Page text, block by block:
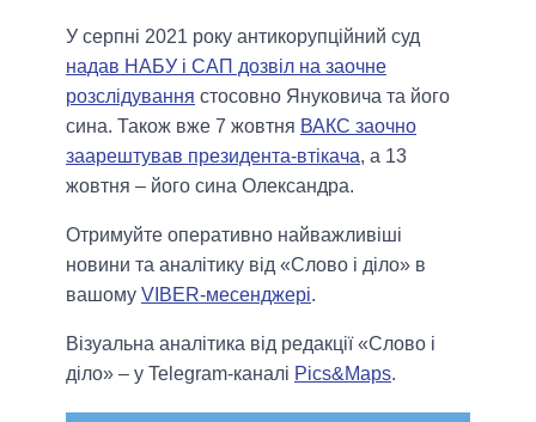
У серпні 2021 року антикорупційний суд
надав НАБУ і САП дозвіл на заочне
розслідування стосовно Януковича та його
сина. Також вже 7 жовтня ВАКС заочно
заарештував президента-втікача, а 13
жовтня – його сина Олександра.
Отримуйте оперативно найважливіші
новини та аналітику від «Слово і діло» в
вашому VIBER-месенджері.
Візуальна аналітика від редакції «Слово і
діло» – у Telegram-каналі Pics&Maps.